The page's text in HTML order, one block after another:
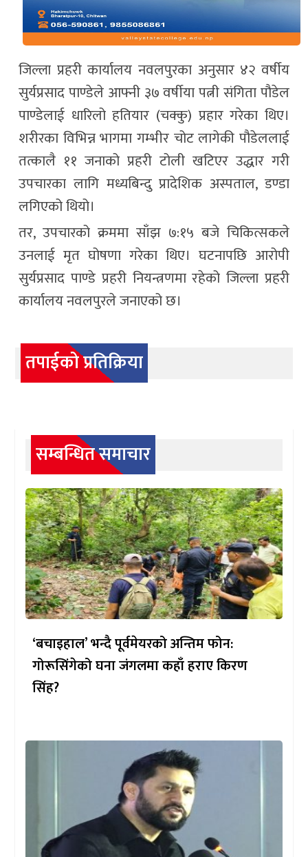
जिल्ला प्रहरी कार्यालय नवलपुरका अनुसार ४२ वर्षीय
सुर्यप्रसाद पाण्डेले आफ्नी ३७ वर्षीया पत्नी संगिता पौडेल
पाण्डेलाई धारिलो हतियार (चक्कु) प्रहार गरेका थिए।
शरीरका विभिन्न भागमा गम्भीर चोट लागेकी पौडेललाई
तत्कालै ११ जनाको प्रहरी टोली खटिएर उद्धार गरी
उपचारका लागि मध्यबिन्दु प्रादेशिक अस्पताल, डण्डा
लगिएको थियो।
तर, उपचारको क्रममा साँझ ७:१५ बजे चिकित्सकले
उनलाई मृत घोषणा गरेका थिए। घटनापछि आरोपी
सुर्यप्रसाद पाण्डे प्रहरी नियन्त्रणमा रहेको जिल्ला प्रहरी
कार्यालय नवलपुरले जनाएको छ।
तपाईको प्रतिक्रिया
सम्बन्धित समाचार
‘बचाइहाल’ भन्दै पूर्वमेयरको अन्तिम फोन:
गोरूसिंगेको घना जंगलमा कहाँ हराए किरण
सिंह?